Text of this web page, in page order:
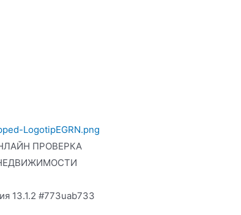
ПРОВЕРКА
13.1.2 #773uab733